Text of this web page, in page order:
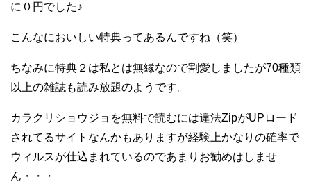
に０円でした♪
こんなにおいしい特典ってあるんですね（笑）
ちなみに特典２は私とは無縁なので割愛しましたが70種類
以上の雑誌も読み放題のようです。
カラクリショウジョを無料で読むには違法ZipがUPロード
されてるサイトなんかもありますが経験上かなりの確率で
ウィルスが仕込まれているのであまりお勧めはしませ
ん・・・